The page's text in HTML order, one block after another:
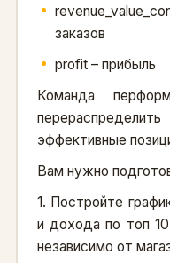
заказов
profit – прибыль
Команда
эффективные
Вам нужно
1. Постройте
и дохода по топ
независимо от